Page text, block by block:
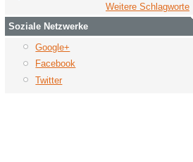
Weitere Schlagworte
Soziale Netzwerke
Google+
Facebook
Twitter